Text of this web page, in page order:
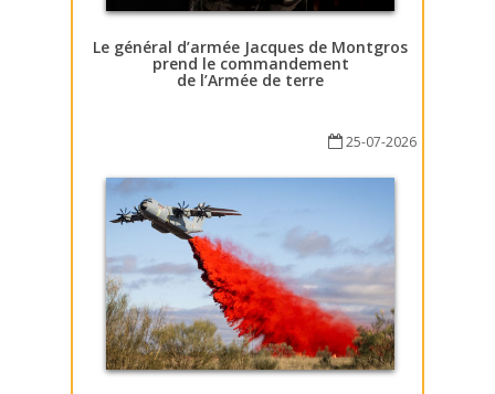
Le général d’armée Jacques de Montgros
prend le commandement
de l’Armée de terre
25-07-2026